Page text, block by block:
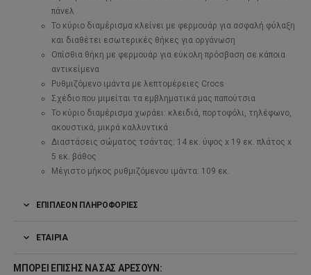
πάνελ
Το κύριο διαμέρισμα κλείνει με φερμουάρ για ασφαλή φύλαξη
και διαθέτει εσωτερικές θήκες για οργάνωση
Οπίσθια θήκη με φερμουάρ για εύκολη πρόσβαση σε κάποια
αντικείμενα
Ρυθμιζόμενο ιμάντα με λεπτομέρειες Crocs
Σχέδιο που μιμείται τα εμβληματικά μας παπούτσια
Το κύριο διαμέρισμα χωράει: κλειδιά, πορτοφόλι, τηλέφωνο,
ακουστικά, μικρά καλλυντικά
Διαστάσεις σώματος τσάντας: 14 εκ. ύψος x 19 εκ. πλάτος x
5 εκ. βάθος
Μέγιστο μήκος ρυθμιζόμενου ιμάντα: 109 εκ.
ΕΠΙΠΛΈΟΝ ΠΛΗΡΟΦΟΡΊΕΣ
ΕΤΑΙΡΊΑ
ΜΠΟΡΕΊ ΕΠΊΣΗΣ ΝΑ ΣΑΣ ΑΡΈΣΟΥΝ: